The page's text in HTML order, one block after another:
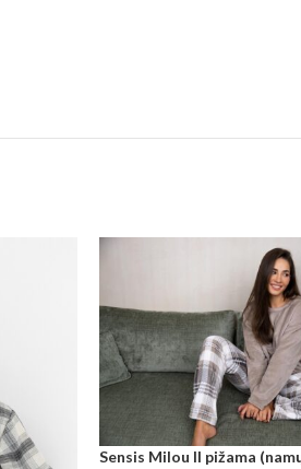
Sensis Milou II pižama